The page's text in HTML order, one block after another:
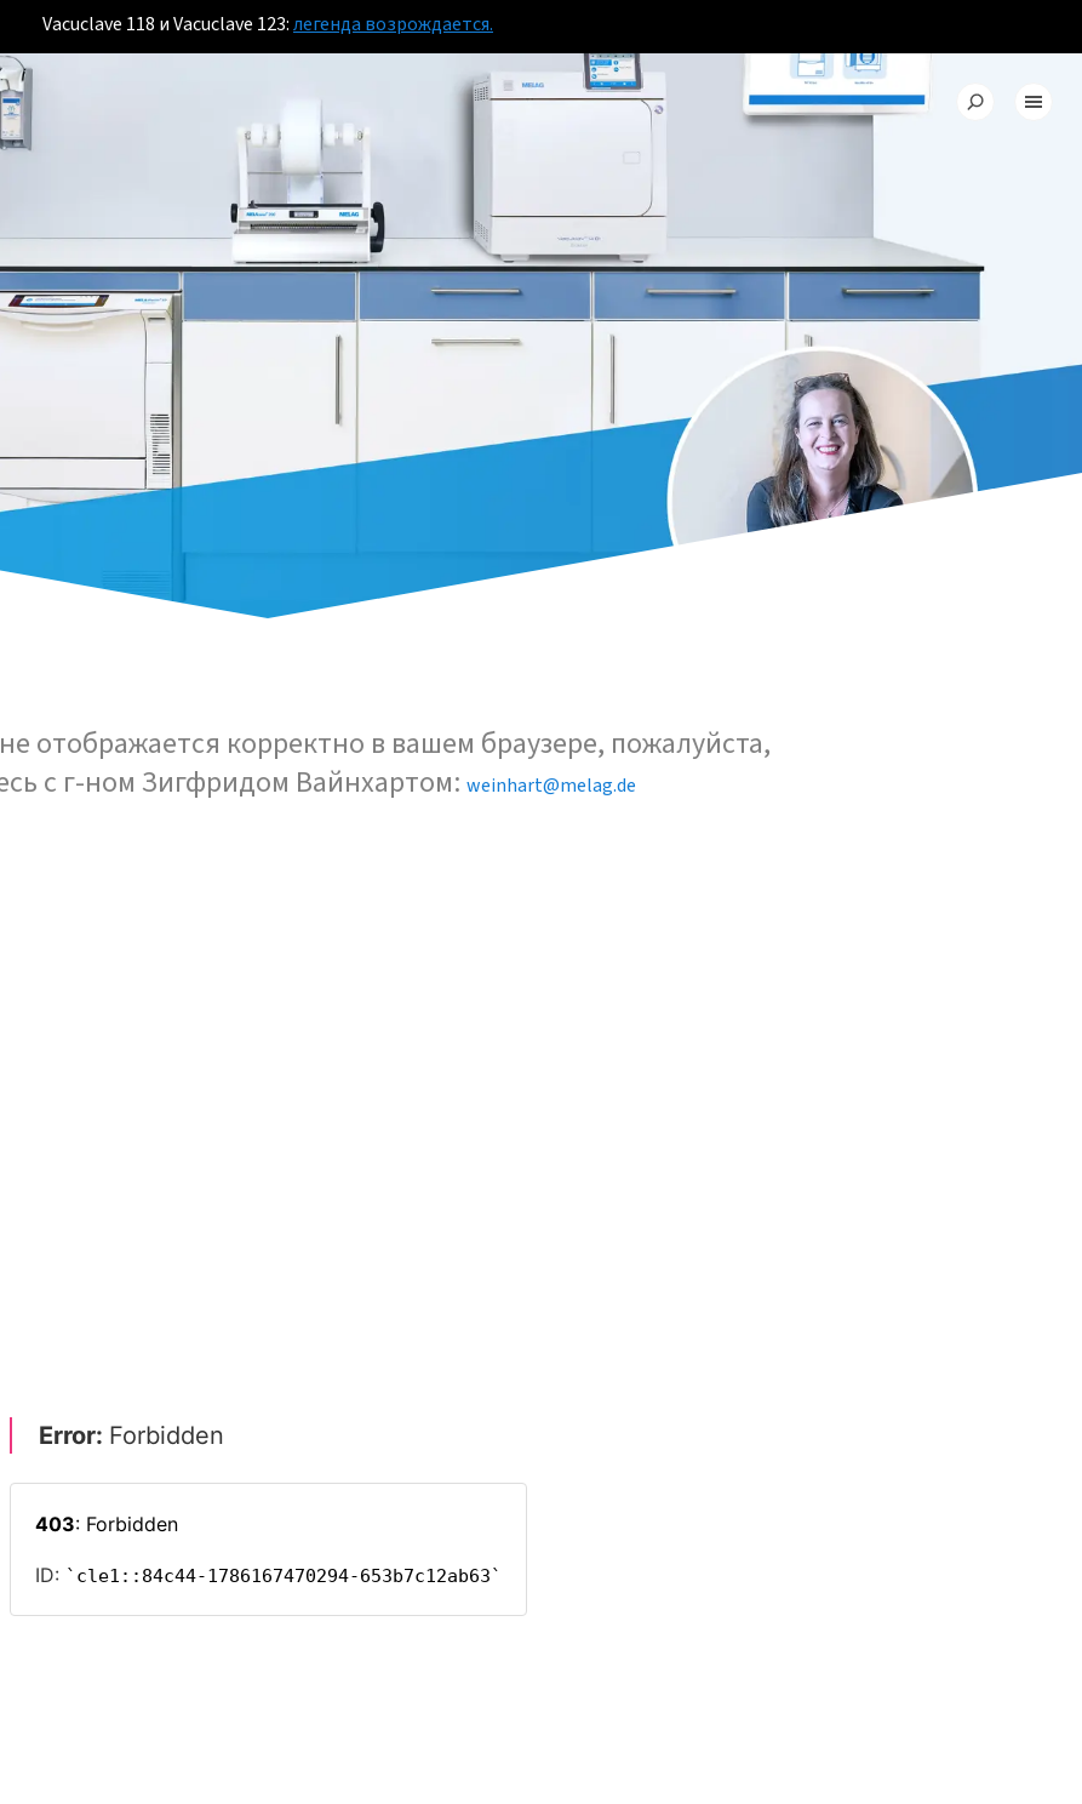
Vacuclave 118 и Vacuclave 123:легенда возрождается.
отображается корректно в вашем браузере, пожалуйста,
с г-ном Зигфридом Вайнхартом: weinhart@melag.de